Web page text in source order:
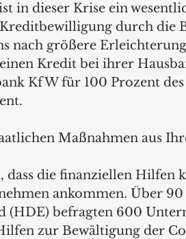
in dieser Krise ein
durch die
nach größere
Kredit bei ihrer
KfW für 100 Prozent
Maßnahmen aus
dass die finanziellen Hilfen
ankommen. Über
(HDE) befragten 600
zur Bewältigung der